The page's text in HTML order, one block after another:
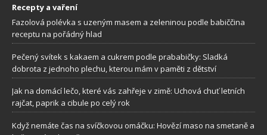
Recepty a vaření
Fazolová polévka s uzeným masem a zeleninou podle babiččina
receptu na pořádný hlad
Pečený svítek s kakaem a cukrem podle prababičky: Sladká
dobrota z jednoho plechu, kterou mám v paměti z dětství
Jak na domácí lečo, které vás zahřeje v zimě: Uchová chuť letních
rajčat, paprik a cibule po celý rok
Když nemáte čas na svíčkovou omáčku: Hovězí maso na smetaně a